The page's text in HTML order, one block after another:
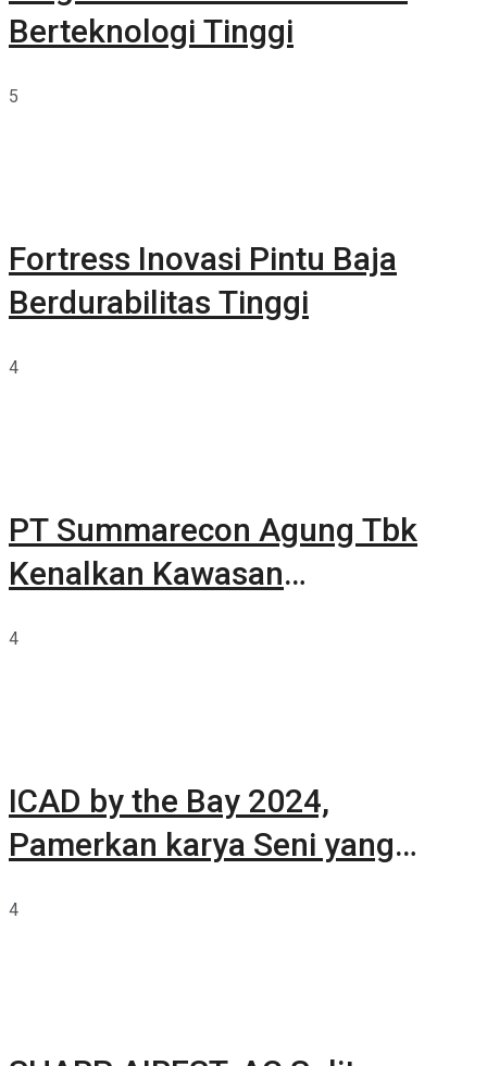
Berteknologi Tinggi
5
Fortress Inovasi Pintu Baja
Berdurabilitas Tinggi
4
PT Summarecon Agung Tbk
Kenalkan Kawasan
4
ICAD by the Bay 2024,
Pamerkan karya Seni yang
4